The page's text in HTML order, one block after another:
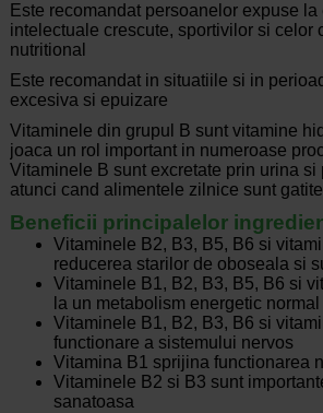
Este recomandat persoanelor expuse la
intelectuale crescute, sportivilor si celor
nutritional
Este recomandat in situatiile si in
excesiva si epuizare
Vitaminele din grupul B sunt vitamine
joaca un rol important in numeroase
Vitaminele B sunt excretate prin urina si
atunci cand alimentele zilnice sunt
Beneficii principalelor
Vitaminele B2, B3, B5, B6 si
reducerea starilor de oboseala si
Vitaminele B1, B2, B3, B5, B6 si
la un metabolism energetic normal
Vitaminele B1, B2, B3, B6 si
functionare a sistemului nervos
Vitamina B1 sprijina functionarea
Vitaminele B2 si B3 sunt
sanatoasa